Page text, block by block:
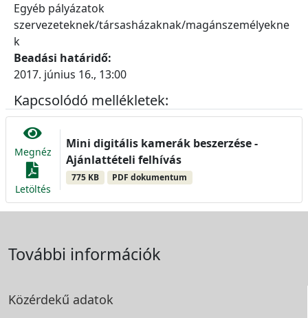
Egyéb pályázatok
szervezeteknek/társasházaknak/magánszemélyekne
k
Beadási határidő:
2017. június 16., 13:00
Kapcsolódó mellékletek:
Megnéz
Letöltés
Mini digitális kamerák beszerzése -
Ajánlattételi felhívás
775 KB PDF dokumentum
További információk
Közérdekű adatok